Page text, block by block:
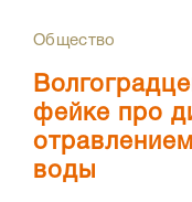
Общество
фейке про
воды